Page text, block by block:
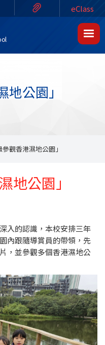
eClass
地公園」
參觀香港濕地公園」
地公園」
入的認識，本校安排三年
內跟隨導賞員的帶領，先
，並參觀多個香港濕地公